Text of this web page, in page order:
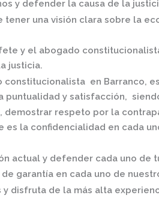
y defender la causa de la
una visión clara sobre la
y el abogado
justicia.
constitucionalista en Barranco,
y satisfacción,
respeto por la
la confidencialidad en cada
actual y defender cada uno de
garantía en cada uno de
disfruta de la más alta